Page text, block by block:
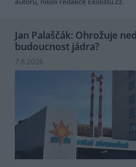
Jan Palaščák: Ohrožuje
budoucnost jádra?
7.8.2026